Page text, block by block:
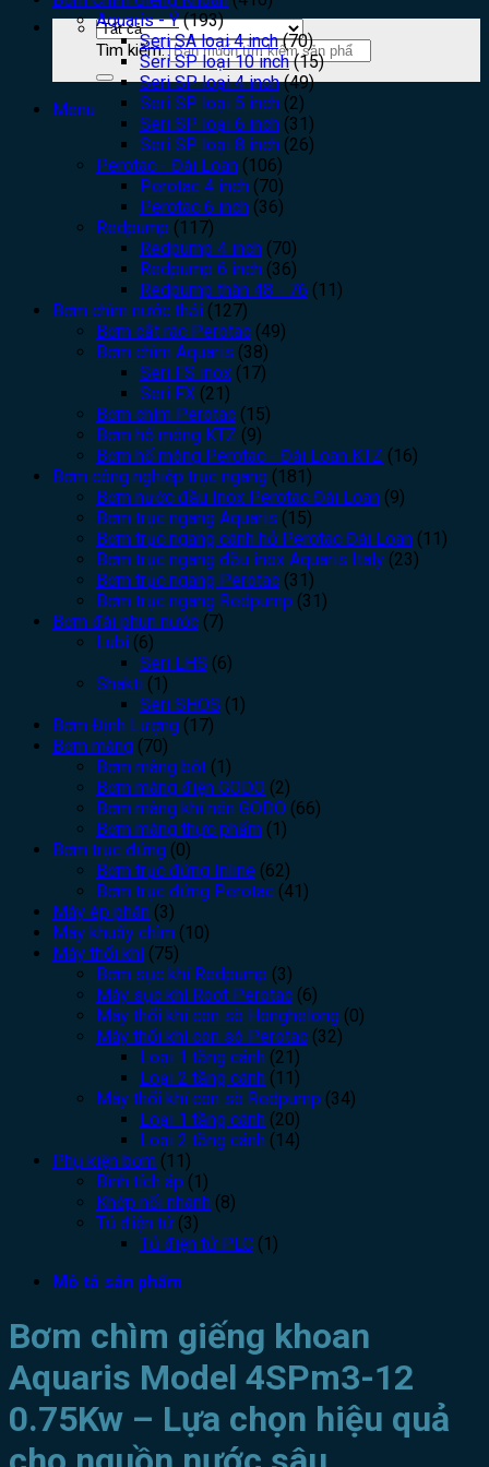
Tìm kiếm:
Menu
Aquaris - Ý (193)
Seri SA loại 4 inch (70)
Seri SP loại 10 inch (15)
Seri SP loại 4 inch (49)
Seri SP loại 5 inch (2)
Seri SP loại 6 inch (31)
Seri SP loại 8 inch (26)
Perotac - Đài Loan (106)
Perotac 4 inch (70)
Perotac 6 inch (36)
Redpump (117)
Redpump 4 inch (70)
Redpump 6 inch (36)
Redpump thân 48 - 76 (11)
Bơm chìm nước thải (127)
Bơm cắt rác Perotac (49)
Bơm chìm Aquaris (38)
Seri FS inox (17)
Seri FX (21)
Bơm chìm Perotac (15)
Bơm hố móng KTZ (9)
Bơm hố móng Perotac - Đài Loan KTZ (16)
Bơm công nghiệp trục ngang (181)
Bơm nước đầu Inox Perotac Đài Loan (9)
Bơm trục ngang Aquaris (15)
Bơm trục ngang cánh hở Perotac Đài Loan (11)
Bơm trục ngang đầu inox Aquaris Italy (23)
Bơm trục ngang Perotac (31)
Bơm trục ngang Redpump (31)
Bơm đài phun nước (7)
Lubi (6)
Seri LHS (6)
Shakti (1)
Seri SHOS (1)
Bơm Định Lượng (17)
Bơm màng (70)
Bơm màng bột (1)
Bơm màng điện GODO (2)
Bơm màng khí nén GODO (66)
Bơm màng thực phẩm (1)
Bơm trục đứng (0)
Bơm trục đứng Inline (62)
Bơm trục đứng Perotac (41)
Máy ép phân (3)
Máy khuấy chìm (10)
Máy thổi khí (75)
Bơm sục khí Redpump (3)
Máy sục khí Root Perotac (6)
Máy thổi khí con sò Honghelong (0)
Máy thổi khí con sò Perotac (32)
Loại 1 tầng cánh (21)
Loại 2 tầng cánh (11)
Máy thổi khí con sò Redpump (34)
Loại 1 tầng cánh (20)
Loại 2 tầng cánh (14)
Phụ kiện bơm (11)
Bình tích áp (1)
Khớp nối nhanh (8)
Tủ điện tử (3)
Tủ điện tử PLC (1)
Mô tả sản phẩm
Bơm chìm giếng khoan
Aquaris Model 4SPm3-12
0.75Kw – Lựa chọn hiệu quả